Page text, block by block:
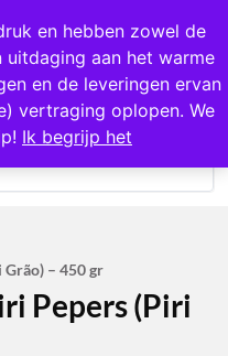
en hebben zowel de
aan het warme
en de leveringen ervan
vertraging oplopen. We
Ik begrijp het
op voorraad
0
– 450 gr
Pepers (Piri